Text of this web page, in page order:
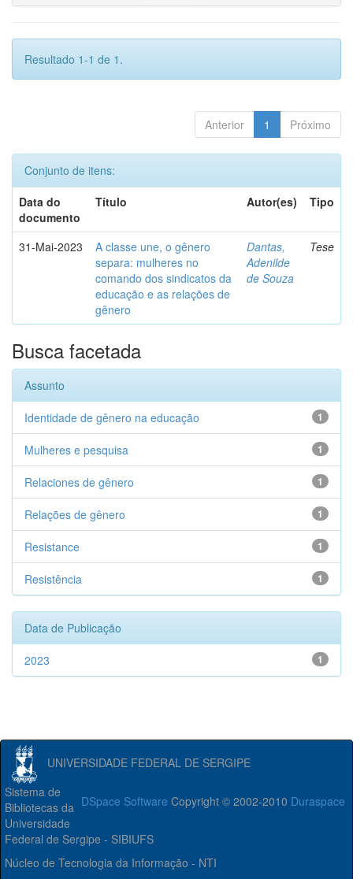
Resultado 1-1 de 1.
Anterior 1 Próximo
Conjunto de itens:
Data do
documento
Título Autor(es) Tipo
31-Mai-2023
A classe une, o gênero
separa: mulheres no
comando dos sindicatos da
educação e as relações de
gênero
Dantas,
Adenilde
de Souza
Tese
Busca facetada
Assunto
1
Identidade de gênero na educação
1
Mulheres e pesquisa
1
Relaciones de gênero
1
Relações de gênero
1
Resistance
1
Resistência
Data de Publicação
1
2023
UNIVERSIDADE FEDERAL DE SERGIPE
DSpace Software Copyright © 2002-2010 Duraspace
Sistema de
Bibliotecas da
Universidade
Federal de Sergipe - SIBIUFS
Núcleo de Tecnologia da Informação - NTI